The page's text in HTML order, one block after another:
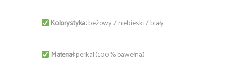
Kolorystyka:beżowy / niebieski / biały
Materiał:perkal (100% bawełna)